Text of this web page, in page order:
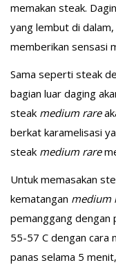
memakan steak.
yang lembut di
memberikan sensasi
Sama seperti steak
bagian luar daging
steak medium rare
berkat karamelisasi
steak medium rare
Untuk memasakan
kematangan medium
pemanggang dengan
55-57 C dengan cara
panas selama 5